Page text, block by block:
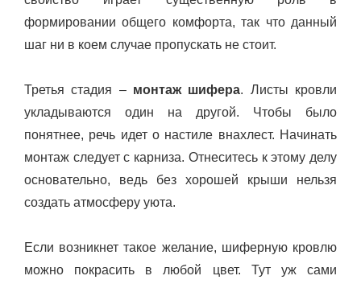
формировании общего комфорта, так что данный
шаг ни в коем случае пропускать не стоит.
Третья стадия – монтаж шифера. Листы кровли
укладываются один на другой. Чтобы было
понятнее, речь идет о настиле внахлест. Начинать
монтаж следует с карниза. Отнеситесь к этому делу
основательно, ведь без хорошей крыши нельзя
создать атмосферу уюта.
Если возникнет такое желание, шиферную кровлю
можно покрасить в любой цвет. Тут уж сами